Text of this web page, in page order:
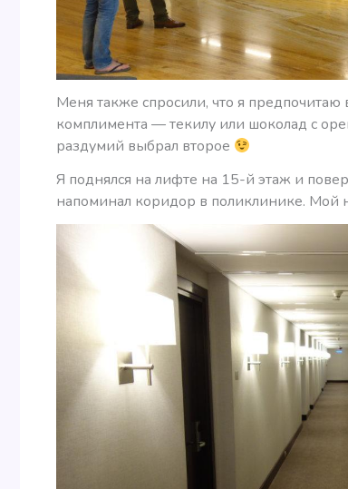
Меня также спросили, что я предпочитаю
комплимента — текилу или шоколад с
раздумий выбрал второе
Я поднялся на лифте на 15-й этаж и
напоминал коридор в поликлинике. Мой